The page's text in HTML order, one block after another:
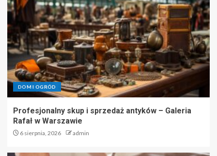
DOM I OGRÓD
Profesjonalny skup i sprzedaż antyków – Galeria
Rafał w Warszawie
6 sierpnia, 2026 admin